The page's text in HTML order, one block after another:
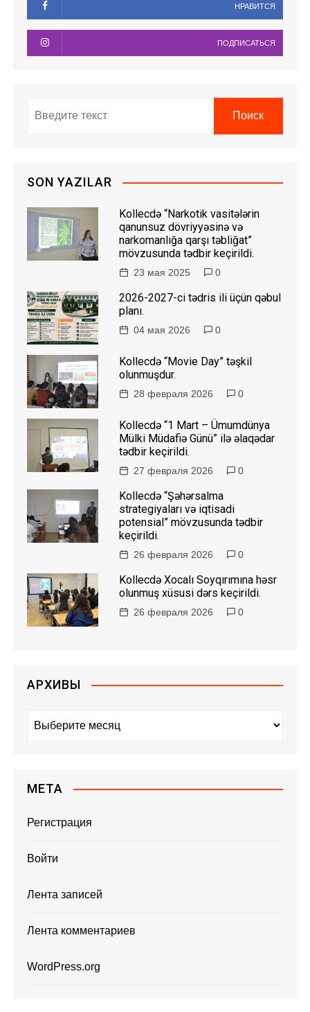
НРАВИТСЯ
ПОДПИСАТЬСЯ
SON YAZILAR
Kollecdə “Narkotik vasitələrin
qanunsuz dövriyyəsinə və
narkomanlığa qarşı təbliğat”
mövzusunda tədbir keçirildi.
23 мая 2025 0
2026-2027-ci tədris ili üçün qəbul
planı.
04 мая 2026 0
Kollecdə “Movie Day” təşkil
olunmuşdur.
28 февраля 2026 0
Kollecdə “1 Mart – Ümumdünya
Mülki Müdafiə Günü” ilə əlaqədar
tədbir keçirildi.
27 февраля 2026 0
Kollecdə “Şəhərsalma
strategiyaları və iqtisadi
potensial” mövzusunda tədbir
keçirildi.
26 февраля 2026 0
Kollecdə Xocalı Soyqırımına həsr
olunmuş xüsusi dərs keçirildi.
26 февраля 2026 0
АРХИВЫ
в
МЕТА
Регистрация
Войти
Лента записей
Лента комментариев
WordPress.org